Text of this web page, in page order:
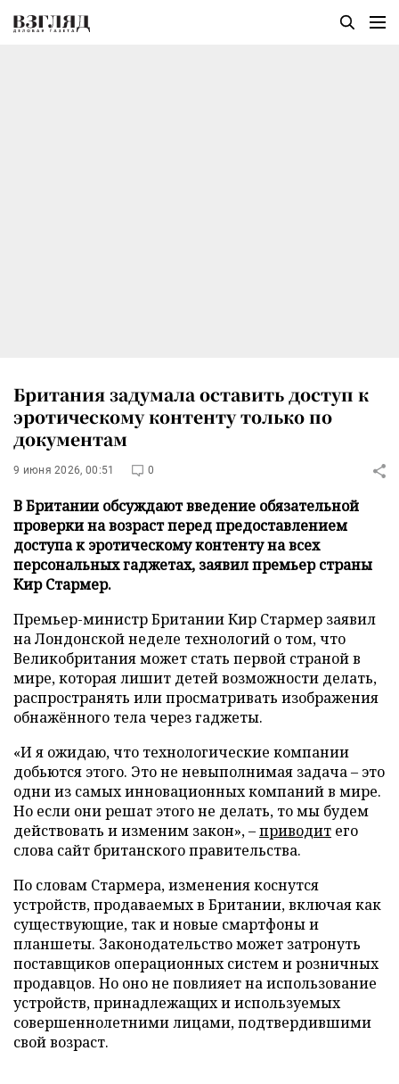
Британия задумала оставить доступ к
эротическому контенту только по
документам
9 июня 2026, 00:51 0
В Британии обсуждают введение обязательной
проверки на возраст перед предоставлением
доступа к эротическому контенту на всех
персональных гаджетах, заявил премьер страны
Кир Стармер.
Премьер-министр Британии Кир Стармер заявил
на Лондонской неделе технологий о том, что
Великобритания может стать первой страной в
мире, которая лишит детей возможности делать,
распространять или просматривать изображения
обнажённого тела через гаджеты.
«И я ожидаю, что технологические компании
добьются этого. Это не невыполнимая задача – это
одни из самых инновационных компаний в мире.
Но если они решат этого не делать, то мы будем
действовать и изменим закон», –приводит его
слова сайт британского правительства.
По словам Стармера, изменения коснутся
устройств, продаваемых в Британии, включая как
существующие, так и новые смартфоны и
планшеты. Законодательство может затронуть
поставщиков операционных систем и розничных
продавцов. Но оно не повлияет на использование
устройств, принадлежащих и используемых
совершеннолетними лицами, подтвердившими
свой возраст.